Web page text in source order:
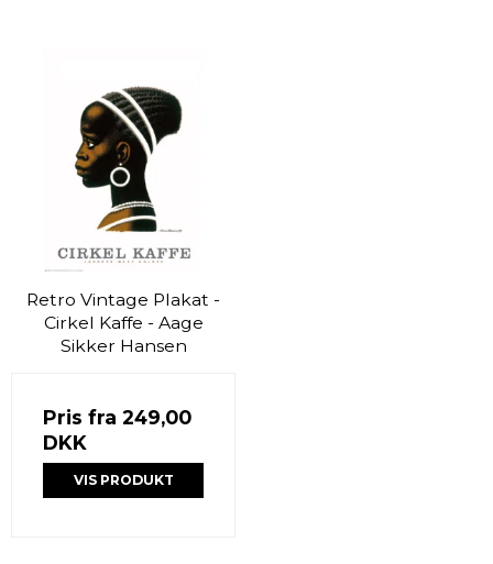
Retro Vintage Plakat -
Cirkel Kaffe - Aage
Sikker Hansen
Pris fra 249,00
DKK
VIS PRODUKT